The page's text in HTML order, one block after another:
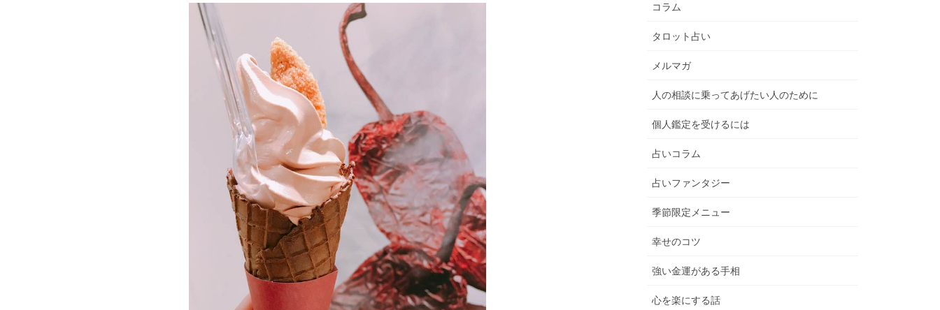
コラム
タロット占い
メルマガ
人の相談に乗ってあげたい人のために
個人鑑定を受けるには
占いコラム
占いファンタジー
季節限定メニュー
幸せのコツ
強い金運がある手相
心を楽にする話